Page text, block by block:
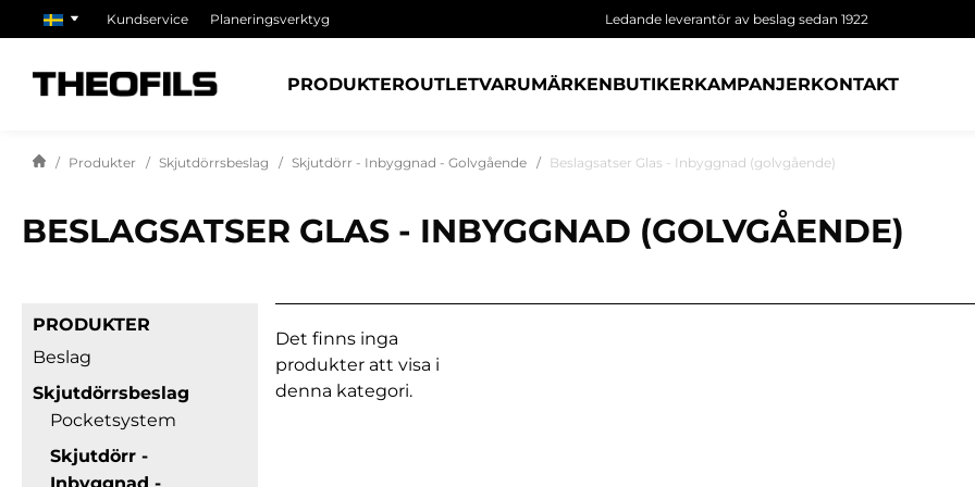
Kundservice Planeringsverktyg Ledande leverantör av beslag sedan 1922
PRODUKTEROUTLETVARUMÄRKENBUTIKERKAMPANJERKONTAKT
Produkter Skjutdörrsbeslag Skjutdörr - Inbyggnad - Golvgående Beslagsatser Glas - Inbyggnad (golvgående)
BESLAGSATSER GLAS - INBYGGNAD (GOLVGÅENDE)
PRODUKTER
Beslag
Skjutdörrsbeslag
Pocketsystem
Skjutdörr -
Det finns inga
produkter att visa i
denna kategori.